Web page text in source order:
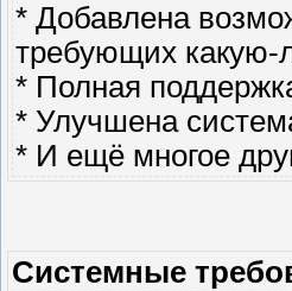
* Добавлена
требующих какую-
* Полная
* Улучшена
* И ещё многое
Системные